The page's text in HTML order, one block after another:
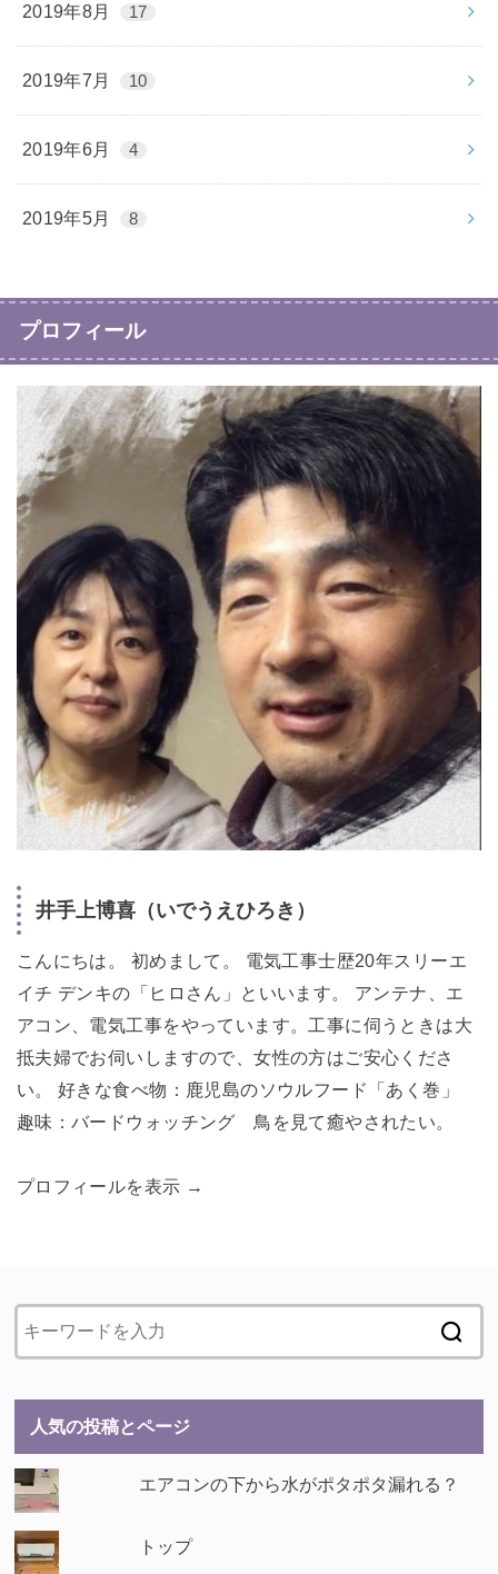
2019年8月 17
2019年7月 10
2019年6月 4
2019年5月 8
プロフィール
井手上博喜（いでうえひろき）
こんにちは。 初めまして。 電気工事士歴20年スリーエ
イチ デンキの「ヒロさん」といいます。 アンテナ、エ
アコン、電気工事をやっています。工事に伺うときは大
抵夫婦でお伺いしますので、女性の方はご安心くださ
い。 好きな食べ物：鹿児島のソウルフード「あく巻」
趣味：バードウォッチング 鳥を見て癒やされたい。
プロフィールを表示 →
人気の投稿とページ
エアコンの下から水がポタポタ漏れる？
トップ